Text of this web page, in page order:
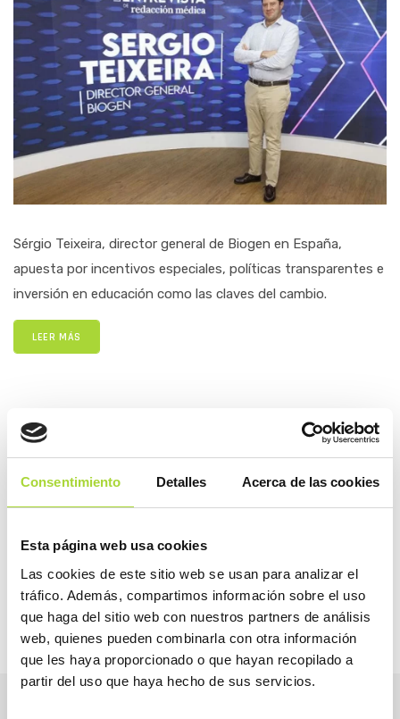
Consentimiento Detalles Acerca de las cookies
Esta página web usa cookies
Las cookies de este sitio web se usan para analizar el
tráfico. Además, compartimos información sobre el uso
que haga del sitio web con nuestros partners de análisis
web, quienes pueden combinarla con otra información
que les haya proporcionado o que hayan recopilado a
partir del uso que haya hecho de sus servicios.
Sérgio Teixeira, director general de Biogen en España,
apuesta por incentivos especiales, políticas transparentes e
inversión en educación como las claves del cambio.
LEER MÁS
COMPARTIR
2026